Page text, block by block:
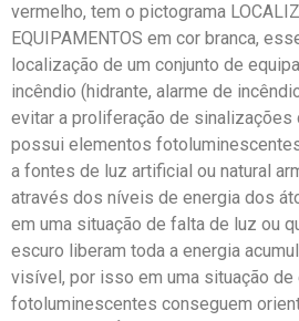
vermelho, tem o pictograma
EQUIPAMENTOS em cor branca,
localização de um conjunto de
incêndio (hidrante, alarme de
evitar a proliferação de sinalizações
possui elementos
a fontes de luz artificial ou natural
através dos níveis de energia dos
em uma situação de falta de luz ou
escuro liberam toda a energia
visível, por isso em uma situação de
fotoluminescentes conseguem